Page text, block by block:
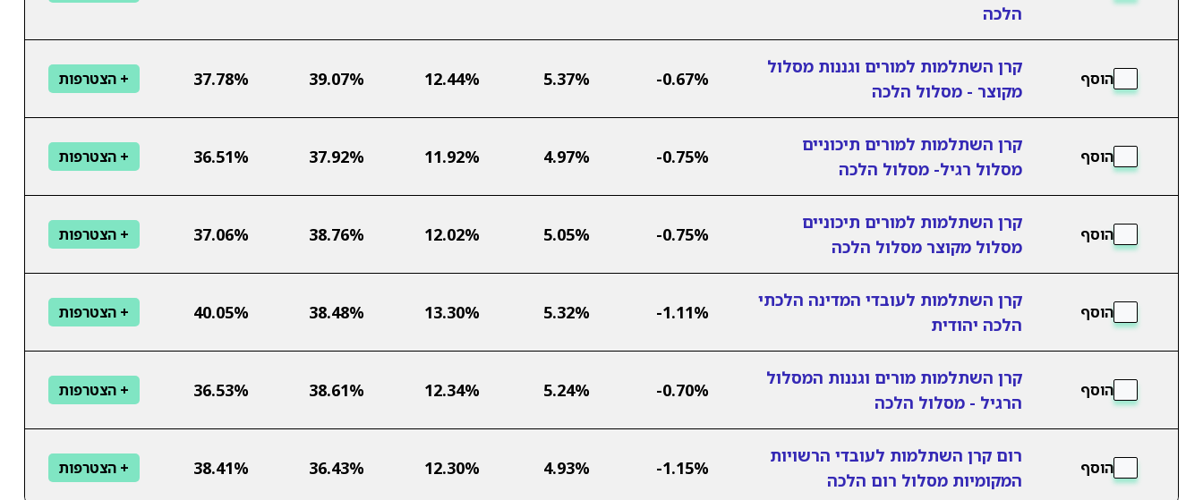
הלכה
הוסף
קרן השתלמות למורים וגננות מסלול
מקוצר - מסלול הלכה
-0.67%
5.37%
12.44%
39.07%
37.78% + הצטרפות
הוסף
קרן השתלמות למורים תיכוניים
מסלול רגיל- מסלול הלכה
-0.75%
4.97%
11.92%
37.92%
36.51% + הצטרפות
הוסף
קרן השתלמות למורים תיכוניים
מסלול מקוצר מסלול הלכה
-0.75%
5.05%
12.02%
38.76%
37.06% + הצטרפות
הוסף
קרן השתלמות לעובדי המדינה הלכתי
הלכה יהודית
-1.11%
5.32%
13.30%
38.48%
40.05% + הצטרפות
הוסף
קרן השתלמות מורים וגננות המסלול
הרגיל - מסלול הלכה
-0.70%
5.24%
12.34%
38.61%
36.53% + הצטרפות
הוסף
רום קרן השתלמות לעובדי הרשויות
המקומיות מסלול רום הלכה
-1.15%
4.93%
12.30%
36.43%
38.41% + הצטרפות